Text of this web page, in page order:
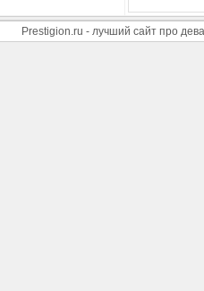
Prestigion.ru - лучший сайт про